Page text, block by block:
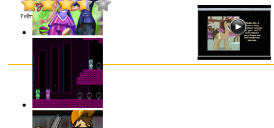
Рейтинг :3.6/72